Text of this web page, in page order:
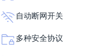
自动断网开关
多种安全协议